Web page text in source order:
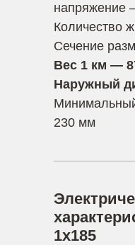
напряжение
Количество
Сечение
Вес 1 км —
Наружный
230 мм
1х185